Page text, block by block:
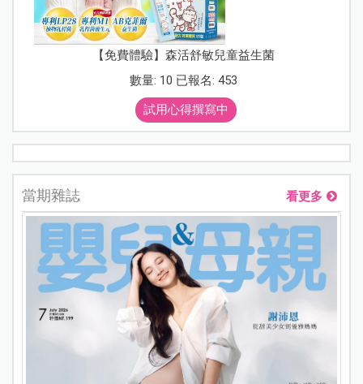
【免費體驗】森活舒敏兒童益生菌
數量: 10 已報名: 453
試用心得撰寫中
當期雜誌 看更多